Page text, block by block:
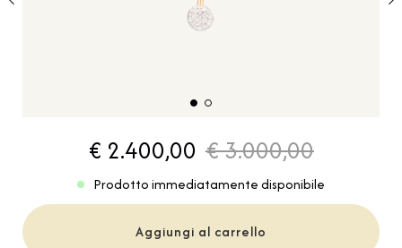
€ 2.400,00 € 3.000,00
Prodotto immediatamente disponibile
Aggiungi al carrello